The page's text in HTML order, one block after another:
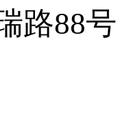
路88号